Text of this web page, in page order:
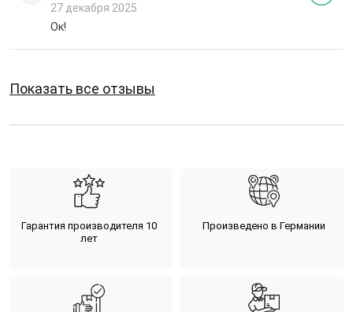
27 декабря 2025
Ок!
Показать все отзывы
Гарантия производителя 10
лет
Произведено в Германии